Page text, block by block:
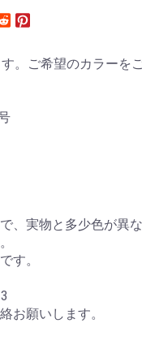
。ご希望のカラーを
、実物と多少色が異
す。
お願いします。